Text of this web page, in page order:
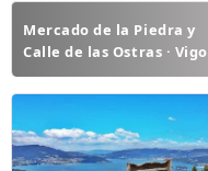
Mercado de la Piedra y
Calle de las Ostras · Vigo